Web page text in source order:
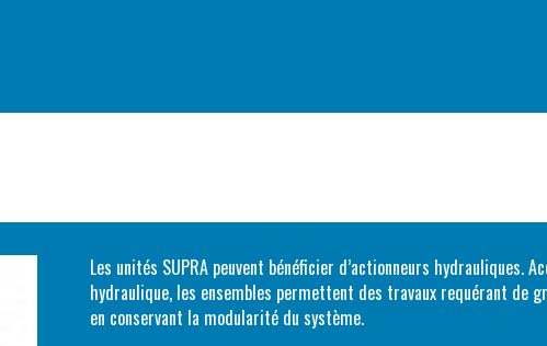
Les unités SUPRA peuvent bénéficier d’actionneurs hydrauliques.
hydraulique, les ensembles permettent des travaux requérant de
en conservant la modularité du système.